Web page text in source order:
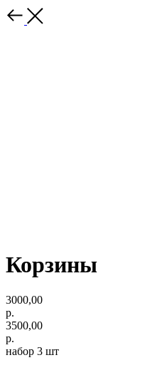
Корзины
3000,00
р.
3500,00
р.
набор 3 шт